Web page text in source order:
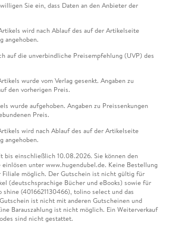
Sie ein, dass Daten an den Anbieter der
wird nach Ablauf des auf der Artikelseite
angehoben.
auf die unverbindliche Preisempfehlung (UVP) des
wurde vom Verlag gesenkt. Angaben zu
den vorherigen Preis.
wurde aufgehoben. Angaben zu Preissenkungen
Preis.
wird nach Ablauf des auf der Artikelseite
angehoben.
bis einschließlich 10.08.2026. Sie können den
unter www.hugendubel.de. Keine Bestellung
Filiale möglich. Der Gutschein ist nicht gültig für
(deutschsprachige Bücher und eBooks) sowie für
(4016621130466), tolino select und das
ist nicht mit anderen Gutscheinen und
Barauszahlung ist nicht möglich. Ein Weiterverkauf
sind nicht gestattet.